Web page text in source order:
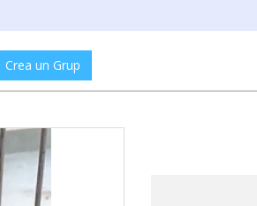
Crea un Grup